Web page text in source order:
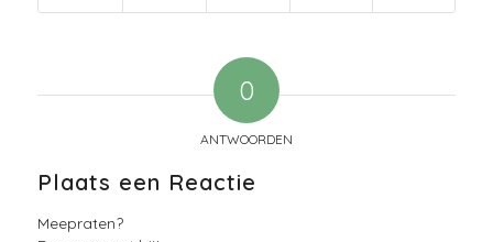
0
ANTWOORDEN
Plaats een Reactie
Meepraten?